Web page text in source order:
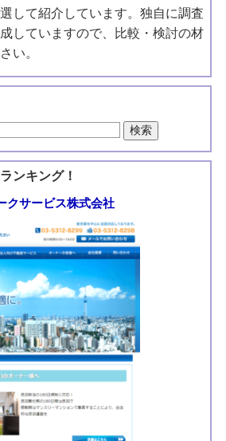
して紹介しています。独自に調査
していますので、比較・検討の材
い。
ンキング！
クサービス株式会社